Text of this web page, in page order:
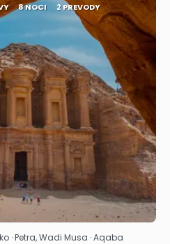
8 NOCI 2 PREVODY
sa
· Petra, Wadi Musa · Aqaba